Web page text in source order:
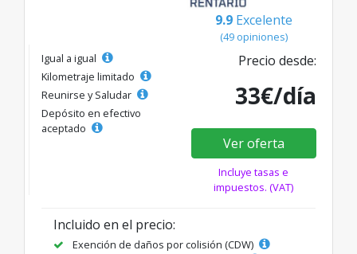
9.9 Excelente
(49 opiniones)
Igual a igual
Kilometraje limitado
Reunirse y Saludar
Depósito en efectivo
aceptado
Precio desde:
33€/día
Ver oferta
Incluye tasas e
impuestos. (VAT)
Incluido en el precio:
Exención de daños por colisión (CDW)